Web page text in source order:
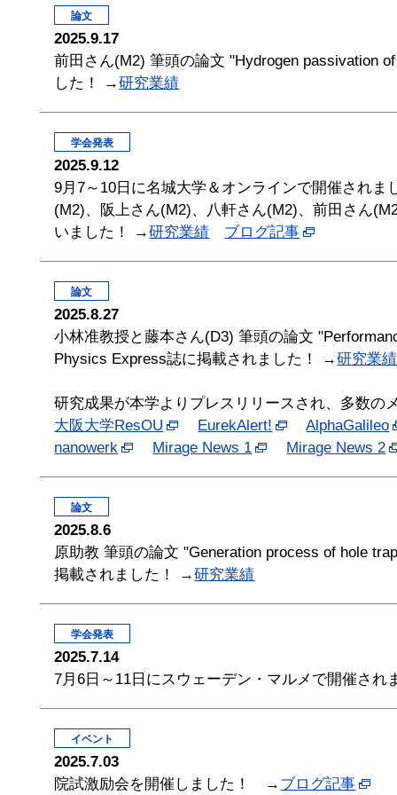
論文
2025.9.17
前田さん(M2) 筆頭の論文 "Hydrogen passivation
した！ →研究業績
学会発表
2025.9.12
9月7～10日に名城大学＆オンラインで開催され
(M2)、阪上さん(M2)、八軒さん(M2)、前田さん
いました！ →研究業績 ブログ記事
論文
2025.8.27
小林准教授と藤本さん(D3) 筆頭の論文
Physics Express誌に掲載されました！ →研究業績
研究成果が本学よりプレスリリースされ、多数の
大阪大学ResOU
EurekAlert!
AlphaGalileo
nanowerk
Mirage News 1 Mirage News 2
論文
2025.8.6
原助教 筆頭の論文 "Generation process of hole
掲載されました！ →研究業績
学会発表
2025.7.14
7月6日～11日にスウェーデン・マルメで開催さ
イベント
2025.7.03
院試激励会を開催しました！ → ブログ記事